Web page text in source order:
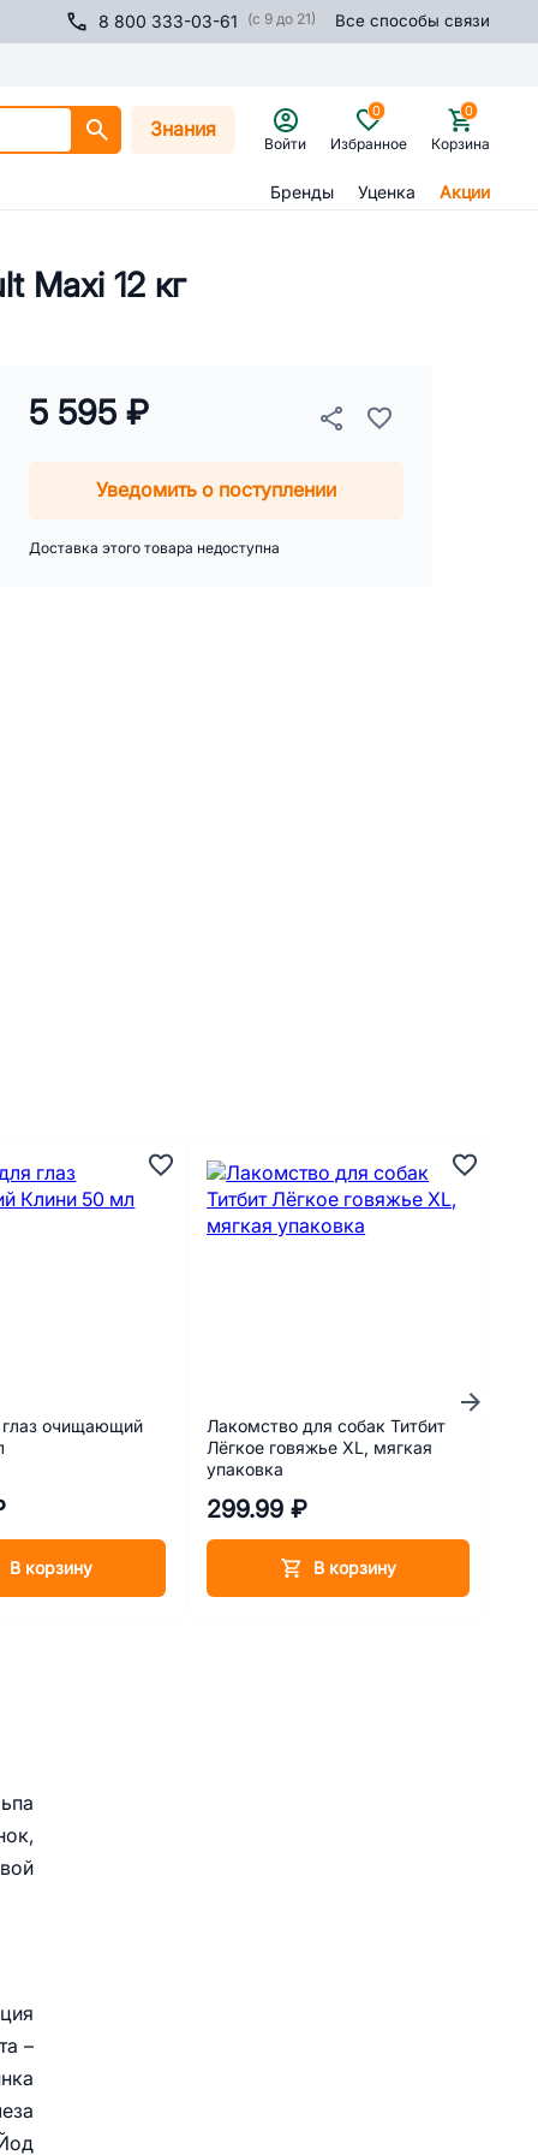
8 800 333-03-61 (с 9 до 21) Все способы связи
Знания
Войти Избранное
0
Корзина
0
Бренды Уценка Акции
Maxi 12 кг
5 595 ₽
Уведомить о поступлении
Доставка этого товара недоступна
–
глаз очищающий
В корзину
Лакомство для собак Титбит
Лёгкое говяжье XL, мягкая
упаковка
299.99 ₽
В корзину